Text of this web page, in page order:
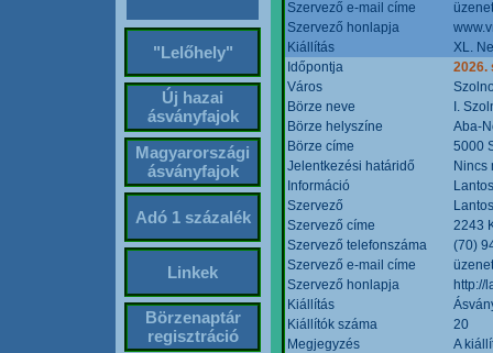
"Lelőhely"
Új hazai
ásványfajok
Magyarországi
ásványfajok
Adó 1 százalék
Linkek
Börzenaptár
regisztráció
Szervező e-mail címe
Szervező honlapja
Kiállítás
XL.
Időpontja
2026.
Város
Börze neve
I.
Börze helyszíne
Aba-
Börze címe
5000
Jelentkezési határidő
Nincs
Információ
Szervező
Szervező címe
2243
Szervező telefonszáma
(70)
Szervező e-mail címe
Szervező honlapja
http://
Kiállítás
Kiállítók száma
20
Megjegyzés
A